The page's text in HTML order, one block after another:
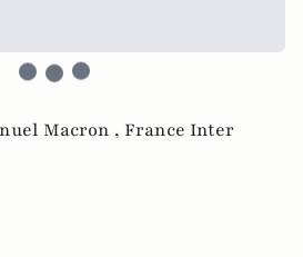
Macron , France Inter